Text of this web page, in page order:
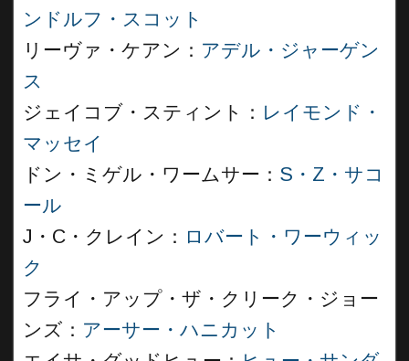
ンドルフ・スコット
リーヴァ・ケアン： アデル・ジャーゲン
ス
ジェイコブ・スティント： レイモンド・
マッセイ
ドン・ミゲル・ワームサー： S・Z・サコ
ール
J・C・クレイン： ロバート・ワーウィッ
ク
フライ・アップ・ザ・クリーク・ジョー
ンズ： アーサー・ハニカット